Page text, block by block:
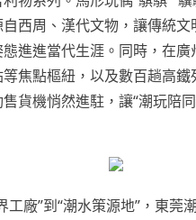
自西周、漢代文物，讓傳統文
進進當代生涯。同時，在廣
焦點樞紐，以及數百趟高鐵
貨機悄然進駐，讓“潮玩陪
工廠”到“潮水策源地”，東莞